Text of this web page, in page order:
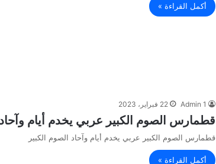
أكمل القراءة »
Admin 1 22 فبراير، 2023
قطمارس الصوم الكبير عربي يخدم أيام وآحاد
قطمارس الصوم الكبير عربي يخدم أيام وآحاد الصوم الكبير
أكمل القراءة »